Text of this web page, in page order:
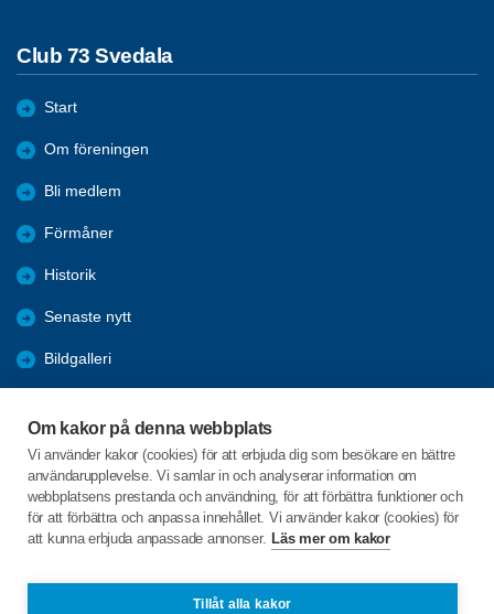
Om kakor på denna webbplats
Vi använder kakor (cookies) för att erbjuda dig som besökare en bättre
användarupplevelse. Vi samlar in och analyserar information om
webbplatsens prestanda och användning, för att förbättra funktioner och
för att förbättra och anpassa innehållet. Vi använder kakor (cookies) för
att kunna erbjuda anpassade annonser. Läs mer om kakor
Tillåt alla kakor
Club 73 Svedala
Start
Om föreningen
Bli medlem
Förmåner
Historik
Senaste nytt
Bildgalleri
Sveakliniken
Svedala Vårdcentral
C/o:Maj-Britt Blom